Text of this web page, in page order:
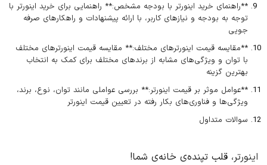
**راهنمای خرید اینورتر با بودجه مشخص:** راهنمایی برای خرید اینورتر با
توجه به بودجه و نیازهای کاربر، با ارائه پیشنهادات و راهکارهای صرفه
جویی
**مقایسه قیمت اینورترهای مختلف:** مقایسه قیمت اینورترهای مختلف
با توان و ویژگی‌های مشابه از برندهای مختلف برای کمک به انتخاب
بهترین گزینه
**عوامل موثر بر قیمت اینورتر:** بررسی عواملی مانند توان، نوع، برند،
ویژگی‌ها و فناوری‌های بکار رفته در تعیین قیمت اینورتر
سوالات متداول
اینورتر، قلب تپنده‌ی خانه‌ی شما!